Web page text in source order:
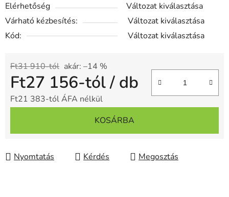
Elérhetőség
Változat kiválasztása
Várható kézbesítés:
Változat kiválasztása
Kód:
Változat kiválasztása
Ft31 910-tól akár: –14 %
Ft27 156-tól/ db
Ft21 383-tól ÁFA nélkül
KOSÁRBA
Nyomtatás Kérdés Megosztás